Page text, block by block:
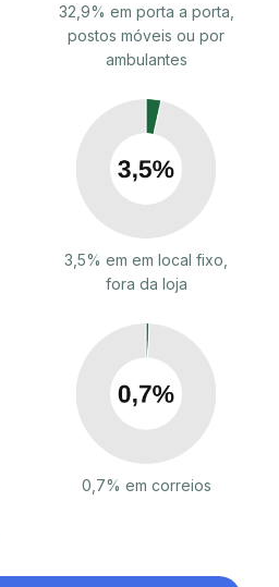
32,9% em porta a porta,
postos móveis ou por
ambulantes
3,5% em em local fixo,
fora da loja
0,7% em correios